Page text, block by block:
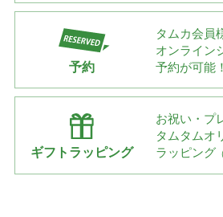
予約
タムカ会員
オンライン
予約が可能！
ギフトラッピング
お祝い・プ
タムタムオ
ラッピング